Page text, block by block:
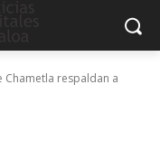
Chametla respaldan a